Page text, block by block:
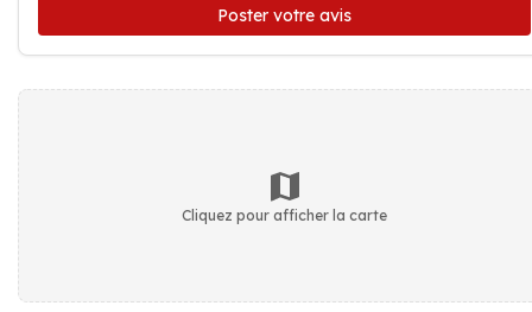
Poster votre avis
Cliquez pour afficher la carte